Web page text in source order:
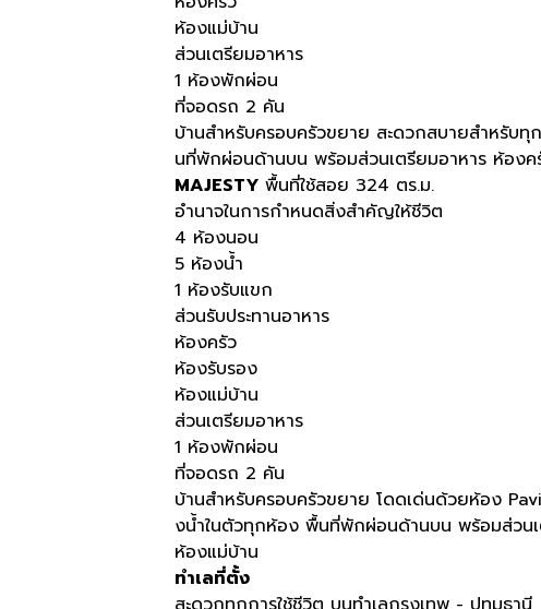
ห้องแม่บ้าน
ส่วนเตรียมอาหาร
1 ห้องพักผ่อน
ที่จอดรถ 2 คัน
บ้านสำหรับครอบครัวขยาย สะดวกสบายสำหรั
นที่พักผ่อนด้านบน พร้อมส่วนเตรียมอาหาร ห้อง
MAJESTY พื้นที่ใช้สอย 324 ตร.ม.
อำนาจในการกำหนดสิ่งสำคัญให้ชีวิต​
4 ห้องนอน
5 ห้องน้ำ
1 ห้องรับแขก
ส่วนรับประทานอาหาร
ห้องครัว
ห้องรับรอง
ห้องแม่บ้าน
ส่วนเตรียมอาหาร
1 ห้องพักผ่อน
ที่จอดรถ 2 คัน
บ้านสำหรับครอบครัวขยาย โดดเด่นด้วยห้อง
งน้ำในตัวทุกห้อง พื้นที่พักผ่อนด้านบน พร้อมส่วน
ห้องแม่บ้าน
ทำเลที่ตั้ง